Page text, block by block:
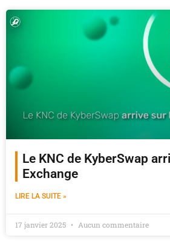
Le KNC de KyberSwap
Exchange
LIRE LA SUITE »
17 janvier 2025 Aucun commentaire